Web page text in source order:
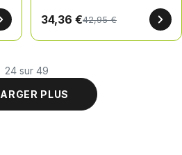
34,36 €42,95 €
24 sur 49
PLUS